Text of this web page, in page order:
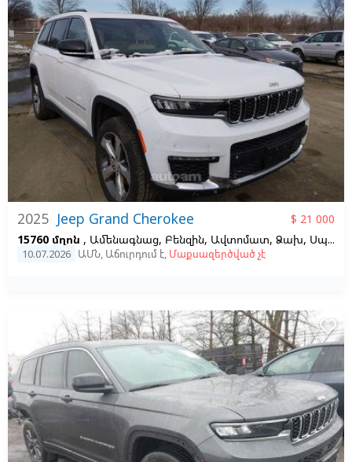
2025 Jeep Grand Cherokee
$ 21 000
15760 մղոն , Ամենագնաց, Բենզին, Ավտոմատ, Ձախ, Սպիտակ
10.07.2026 ԱՄՆ, Աճուրդում է, Մաքսազերծված չէ
favorite_border